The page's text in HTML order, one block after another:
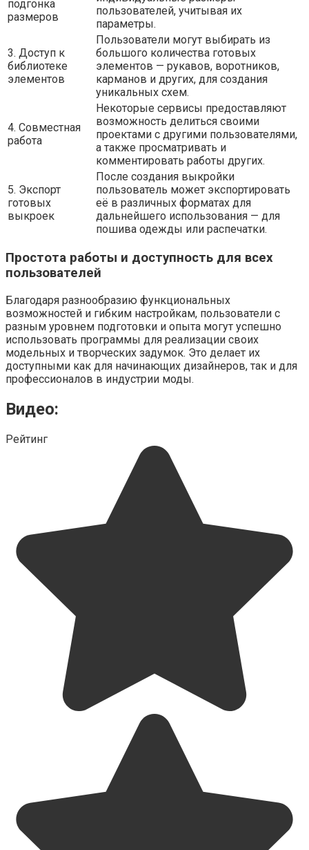
подгонка
размеров
пользователей, учитывая их
параметры.
3. Доступ к
библиотеке
элементов
Пользователи могут выбирать из
большого количества готовых
элементов — рукавов, воротников,
карманов и других, для создания
уникальных схем.
4. Совместная
работа
Некоторые сервисы предоставляют
возможность делиться своими
проектами с другими пользователями,
а также просматривать и
комментировать работы других.
5. Экспорт
готовых
выкроек
После создания выкройки
пользователь может экспортировать
её в различных форматах для
дальнейшего использования — для
пошива одежды или распечатки.
Простота работы и доступность для всех
пользователей
Благодаря разнообразию функциональных
возможностей и гибким настройкам, пользователи с
разным уровнем подготовки и опыта могут успешно
использовать программы для реализации своих
модельных и творческих задумок. Это делает их
доступными как для начинающих дизайнеров, так и для
профессионалов в индустрии моды.
Видео:
Рейтинг